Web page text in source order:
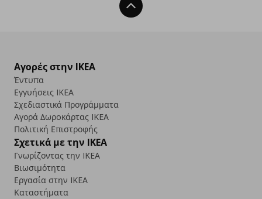
Back To Top
Αγορές στην IKEA
Έντυπα
Εγγυήσεις IKEA
Σχεδιαστικά Προγράμματα
Αγορά Δωρoκάρτας IKEA
Πολιτική Επιστροφής
Σχετικά με την IKEA
Γνωρίζοντας την IKEA
Βιωσιμότητα
Εργασία στην IKEA
Καταστήματα